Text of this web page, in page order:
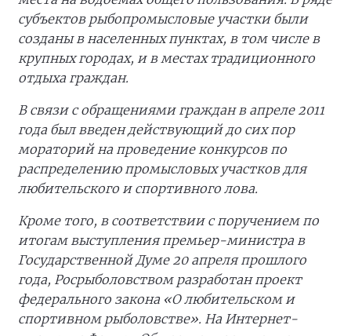
субъектов рыбопромысловые участки были
созданы в населенных пунктах, в том числе в
крупных городах, и в местах традиционного
отдыха граждан.
В связи с обращениями граждан в апреле 2011
года был введен действующий до сих пор
мораторий на проведение конкурсов по
распределению промысловых участков для
любительского и спортивного лова.
Кроме того, в соответствии с поручением по
итогам выступления премьер-министра в
Государственной Думе 20 апреля прошлого
года, Росрыболовством разработан проект
федерального закона «О любительском и
спортивном рыболовстве». На Интернет-